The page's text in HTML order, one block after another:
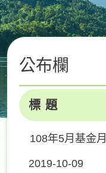
公布欄
標 題
108年5月基金
2019-10-09